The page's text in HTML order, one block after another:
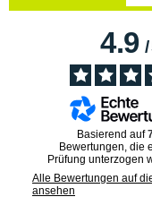
4.9/
Basierend auf
Bewertungen, die
Prüfung unterzogen
Alle Bewertungen auf
ansehen